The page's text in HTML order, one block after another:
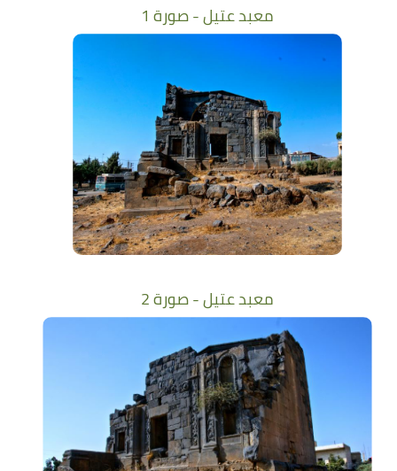
معبد عتيل - صورة 1
معبد عتيل - صورة 2